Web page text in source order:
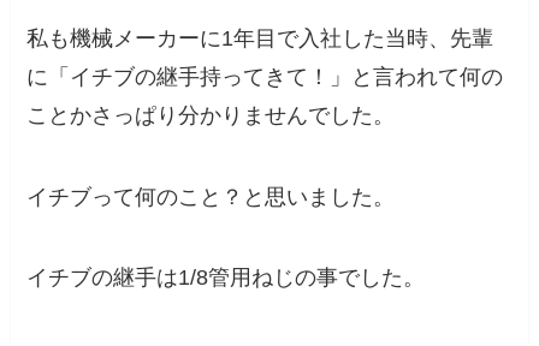
私も機械メーカーに1年目で入社した当時、先輩
に「イチブの継手持ってきて！」と言われて何の
ことかさっぱり分かりませんでした。
イチブって何のこと？と思いました。
イチブの継手は1/8管用ねじの事でした。